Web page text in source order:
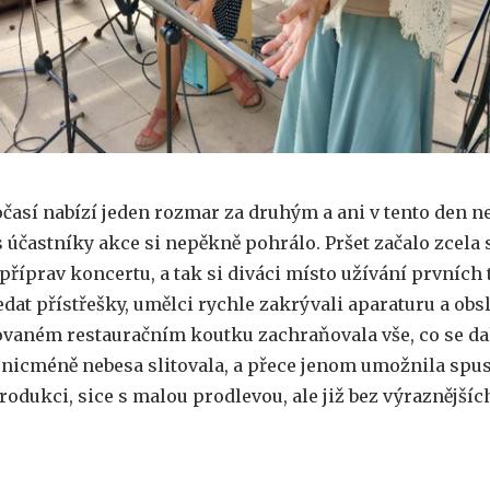
nabízí jeden rozmar za druhým a ani v tento den
účastníky akce si nepěkně pohrálo. Pršet začalo zcela
koncertu, a tak si diváci místo užívání prvních
přístřešky, umělci rychle zakrývali aparaturu a
restauračním koutku zachraňovala vše, co se
nebesa slitovala, a přece jenom umožnila
sice s malou prodlevou, ale již bez